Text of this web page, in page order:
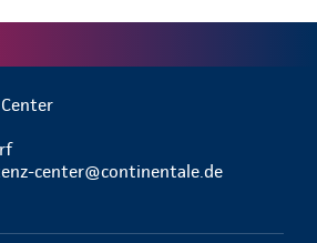
center@continentale.de